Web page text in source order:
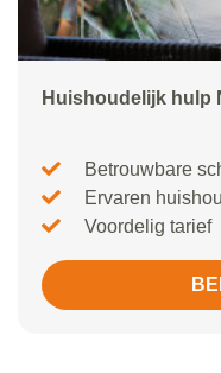
Huishoudelijk hulp
Betrouwbare
Ervaren
Voordelig tarief